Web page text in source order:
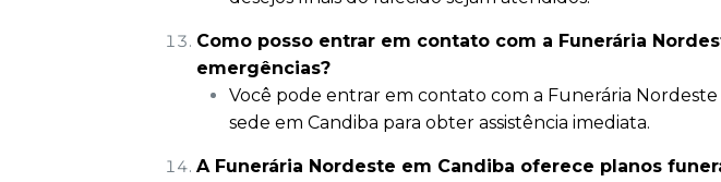
Como posso entrar em contato com a Funerária
emergências?
Você pode entrar em contato com a Funerária
sede em Candiba para obter assistência imediata.
A Funerária Nordeste em Candiba oferece planos